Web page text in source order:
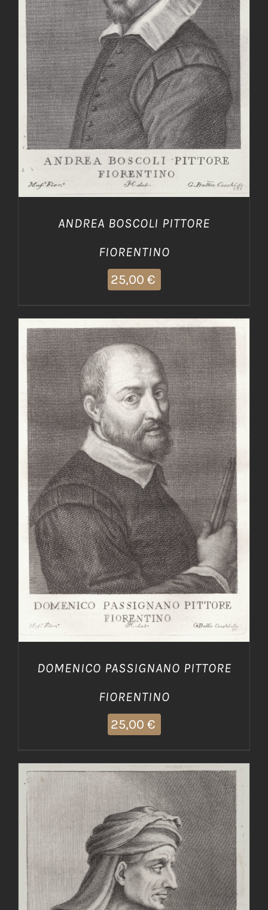
AGGIUNGI AL CARRELLO / DETTAGLI
ANDREA BOSCOLI PITTORE
FIORENTINO
25,00 €
AGGIUNGI AL CARRELLO / DETTAGLI
DOMENICO PASSIGNANO PITTORE
FIORENTINO
25,00 €